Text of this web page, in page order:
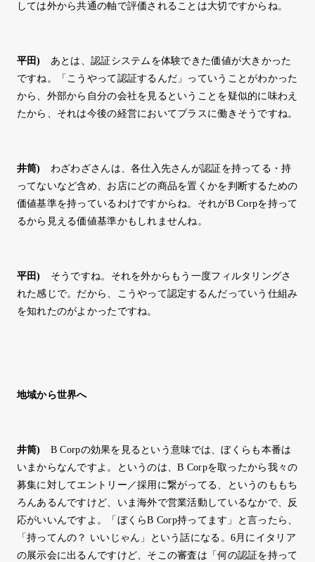
しては外から共通の軸で評価されることは大切ですからね。
平田)
あとは、認証システムを体験できた価値が大きかった
ですね。「こうやって認証するんだ」っていうことがわかった
から、外部から自分の会社を見るということを疑似的に味わえ
たから、それは今後の経営においてプラスに働きそうですね。
井筒)
わざわざさんは、各仕入先さんが認証を持ってる・持
ってないなど含め、お店にどの商品を置くかを判断するための
価値基準を持っているわけですからね。それがB Corpを持って
るから見える価値基準かもしれませんね。
平田)
そうですね。それを外からもう一度フィルタリングさ
れた感じで。だから、こうやって認定するんだっていう仕組み
を知れたのがよかったですね。
地域から世界へ
井筒)
B Corpの効果を見るという意味では、ぼくらも本番は
いまからなんですよ。というのは、B Corpを取ったから我々の
募集に対してエントリー／採用に繋がってる、というのももち
ろんあるんですけど、いま海外で営業活動しているなかで、反
応がいいんですよ。「ぼくらB Corp持ってます」と言ったら、
「持ってんの？ いいじゃん」という話になる。6月にイタリア
の展示会に出るんですけど、そこの審査は「何の認証を持って